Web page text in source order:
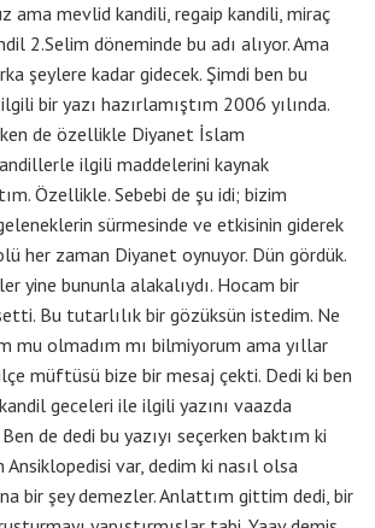
ama mevlid kandili, regaip kandili, miraç
2.Selim döneminde bu adı alıyor. Ama
şeylere kadar gidecek. Şimdi ben bu
bir yazı hazırlamıştım 2006 yılında.
de özellikle Diyanet İslam
ilgili maddelerini kaynak
Özellikle. Sebebi de şu idi; bizim
sürmesinde ve etkisinin giderek
her zaman Diyanet oynuyor. Dün gördük.
yine bununla alakalıydı. Hocam bir
Bu tutarlılık bir gözüksün istedim. Ne
mu olmadım mı bilmiyorum ama yıllar
müftüsü bize bir mesaj çekti. Dedi ki ben
geceleri ile ilgili yazını vaazda
de dedi bu yazıyı seçerken baktım ki
var, dedim ki nasıl olsa
bir şey demezler. Anlattım gittim dedi, bir